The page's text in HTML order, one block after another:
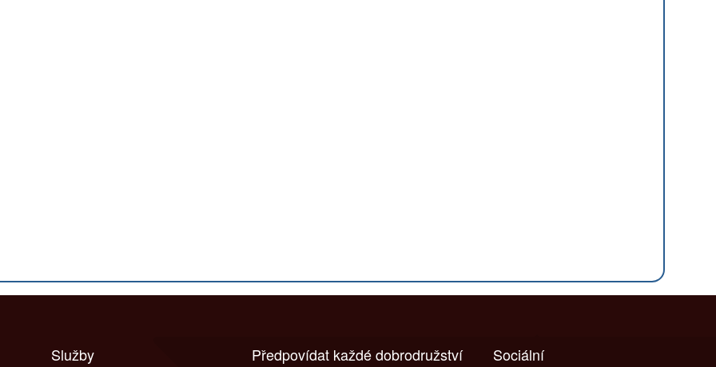
Služby Sociální
Předpovídat každé dobrodružství